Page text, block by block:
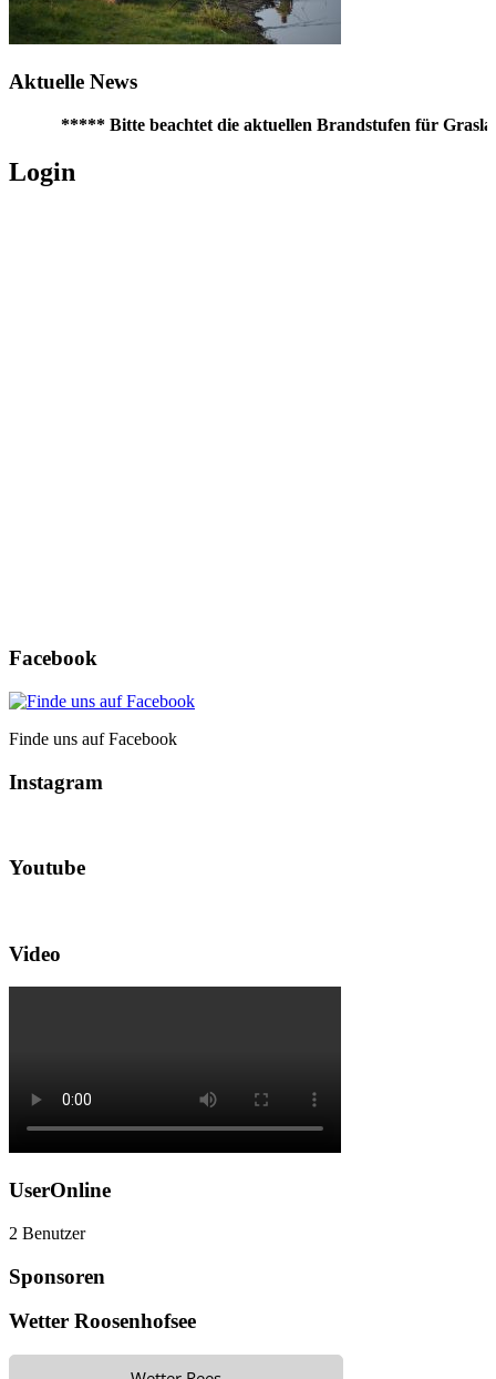
Aktuelle News
***** Bitte beachtet die aktuellen Brandstufen für
Login
Facebook
Finde uns auf Facebook
Instagram
Youtube
Video
UserOnline
2 Benutzer
Sponsoren
Wetter Roosenhofsee